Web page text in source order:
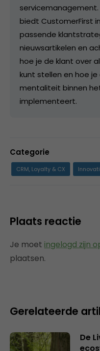
biedt CustomerFirst
passende
nieuwsartikelen en
hoe je de klant over
kunt stellen en hoe je
mentaliteit binnen
implementeert.
Categorie
CRM, Loyalty & CX
Plaats reactie
Je moet ingelogd zijn
plaatsen.
Gerelateerde
De